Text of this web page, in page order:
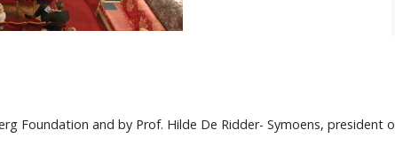
Foundation and by Prof. Hilde De Ridder- Symoens, president